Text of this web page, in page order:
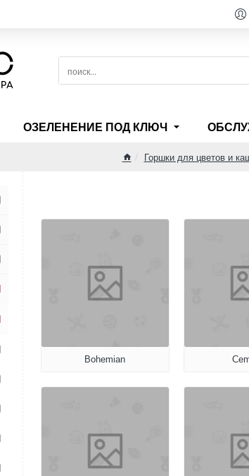
поиск...
ОЗЕЛЕНЕНИЕ ПОД КЛЮЧ
Горшки для цветов и
Bohemian